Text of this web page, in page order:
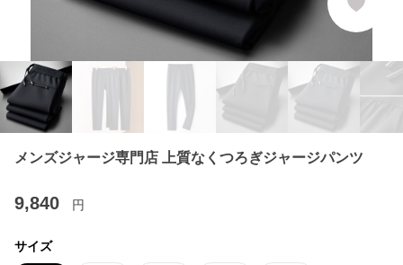
メンズジャージ専門店 上質なくつろぎジャージパンツ
9,840 円
サイズ